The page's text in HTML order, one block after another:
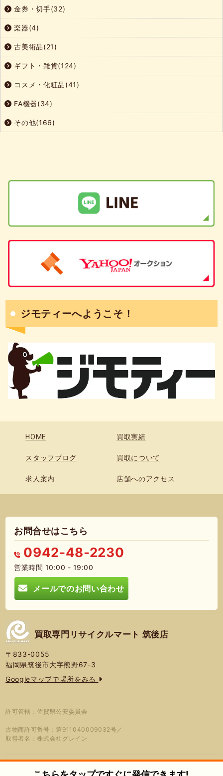
金券・切手(32)
楽器(4)
古美術品(21)
ギフト・雑貨(124)
コスメ・化粧品(41)
FA機器(34)
その他(166)
ジモティーへようこそ！
HOME 買取実績
スタッフブログ 買取について
求人案内 店舗へのアクセス
お問合せはこちら
0942-48-2230
営業時間 10:00 - 19:00
メールでのお問い合わせ
買取専門リサイクルマート 筑後店
〒833-0055
福岡県筑後市大字熊野67-3
Googleマップで場所をみる
許可管轄：佐賀県公安委員会
古物商許可番号：第911040009032号／
取得者名：株式会社グレイン
プライバシーポリシー 蓮営会社 © 2026年 買取専門リサイクルマート